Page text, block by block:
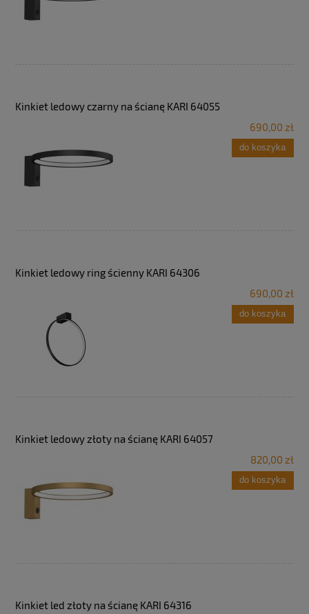
Kinkiet ledowy czarny na ścianę KARI 64055
690,00 zł
do koszyka
Kinkiet ledowy ring ścienny KARI 64306
690,00 zł
do koszyka
Kinkiet ledowy złoty na ścianę KARI 64057
820,00 zł
do koszyka
Kinkiet led złoty na ścianę KARI 64316